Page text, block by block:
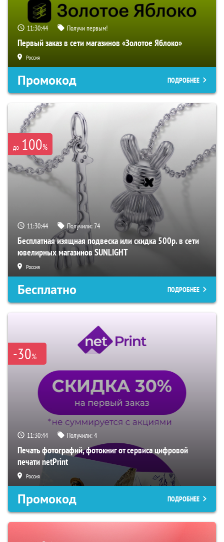
11:30:42 Получи первым!
Первый заказ в сети магазинов «Золотое Яблоко»
Россия
Промокод ПОДРОБНЕЕ
до 100%
11:30:42 Получили:74
Бесплатная изящная подвеска или скидка 500р. в сети
ювелирных магазинов SUNLIGHT
Россия
Бесплатно ПОДРОБНЕЕ
-30%
11:30:42 Получили:4
Печать фотографий, фотокниг от сервиса цифровой
печати netPrint
Россия
Промокод ПОДРОБНЕЕ